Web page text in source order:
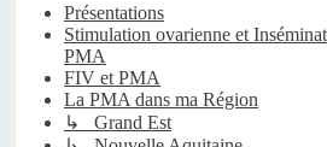
Présentations
Stimulation ovarienne et
PMA
FIV et PMA
La PMA dans ma Région
↳ Grand Est